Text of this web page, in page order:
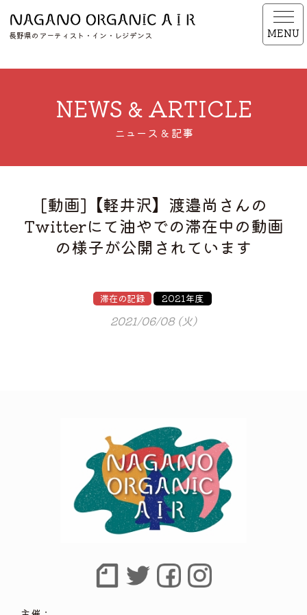
長野県のアーティスト・イン・レジデンス MENU
NEWS & ARTICLE
ニュース & 記事
[動画]【軽井沢】渡邉尚さんの
Twitterにて油やでの滞在中の動画
の様子が公開されています
滞在の記録 2021年度
2021/06/08 (火)